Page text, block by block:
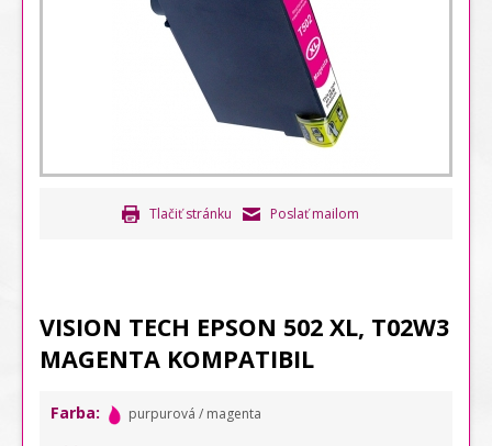
Tlačiť stránku Poslať mailom
VISION TECH EPSON 502 XL, T02W3
MAGENTA KOMPATIBIL
Farba: purpurová / magenta